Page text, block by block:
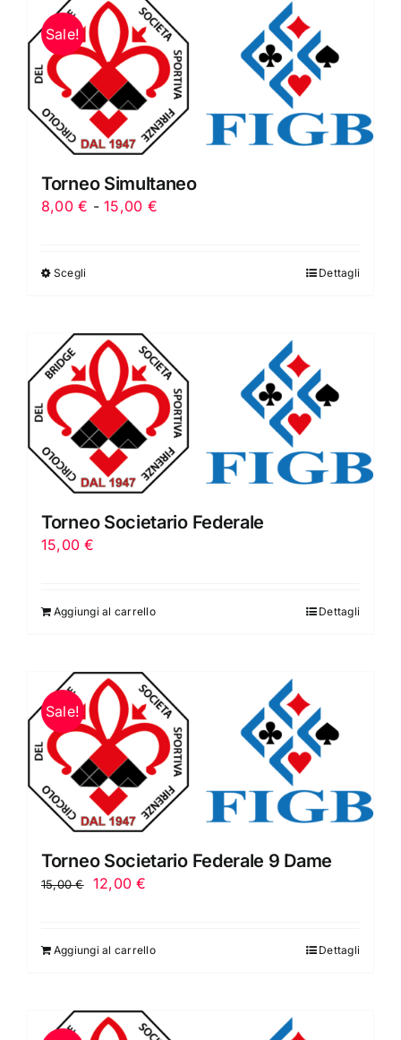
Sale!
Torneo Simultaneo
8,00€ - 15,00 €Fascia
15,00 €
Scegli Dettagli
Torneo Societario Federale
15,00€
Aggiungi al carrello Dettagli
Sale!
Torneo Societario Federale 9 Dame
15,00€
Il
era:
12,00€
è:
Aggiungi al carrello Dettagli